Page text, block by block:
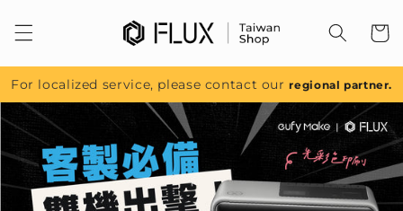
容
For localized service, please contact ourregional partner.